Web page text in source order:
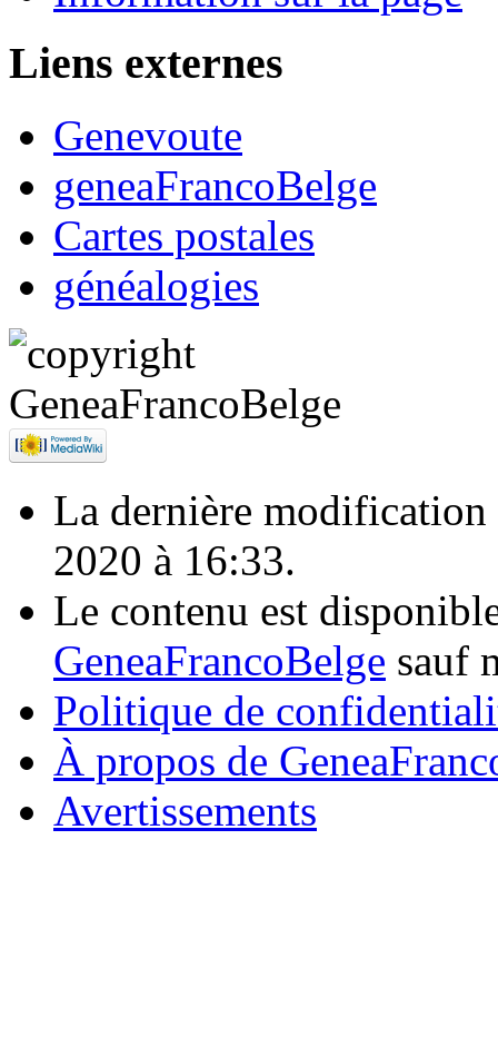
Liens externes
Genevoute
geneaFrancoBelge
Cartes postales
généalogies
La dernière modification
2020 à 16:33.
Le contenu est
GeneaFrancoBelge sauf
Politique de
À propos de
Avertissements